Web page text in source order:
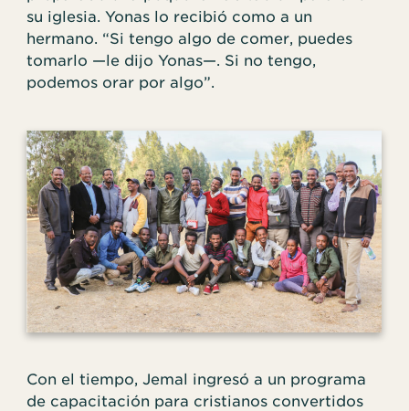
su iglesia. Yonas lo recibió como a un
hermano. “Si tengo algo de comer, puedes
tomarlo —le dijo Yonas—. Si no tengo,
podemos orar por algo”.
Con el tiempo, Jemal ingresó a un programa
de capacitación para cristianos convertidos